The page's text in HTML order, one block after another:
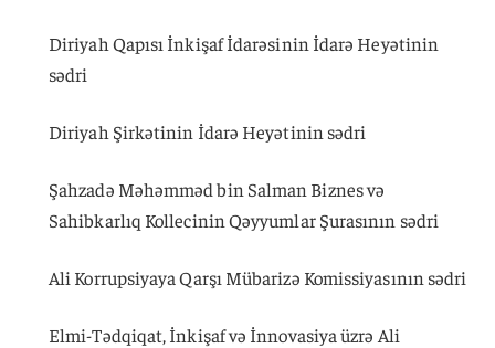
Diriyah Qapısı İnkişaf İdarəsinin İdarə Heyətinin
sədri
Diriyah Şirkətinin İdarə Heyətinin sədri
Şahzadə Məhəmməd bin Salman Biznes və
Sahibkarlıq Kollecinin Qəyyumlar Şurasının sədri
Ali Korrupsiyaya Qarşı Mübarizə Komissiyasının sədri
Elmi-Tədqiqat, İnkişaf və İnnovasiya üzrə Ali